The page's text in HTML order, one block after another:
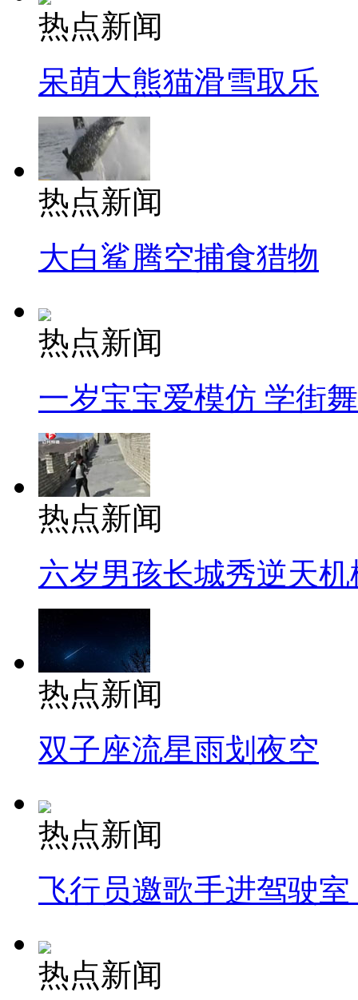
热点新闻
呆萌大熊猫滑雪取乐
热点新闻
大白鲨腾空捕食猎物
热点新闻
一岁宝宝爱模仿 学街
热点新闻
六岁男孩长城秀逆天机
热点新闻
双子座流星雨划夜空
热点新闻
飞行员邀歌手进驾驶
热点新闻